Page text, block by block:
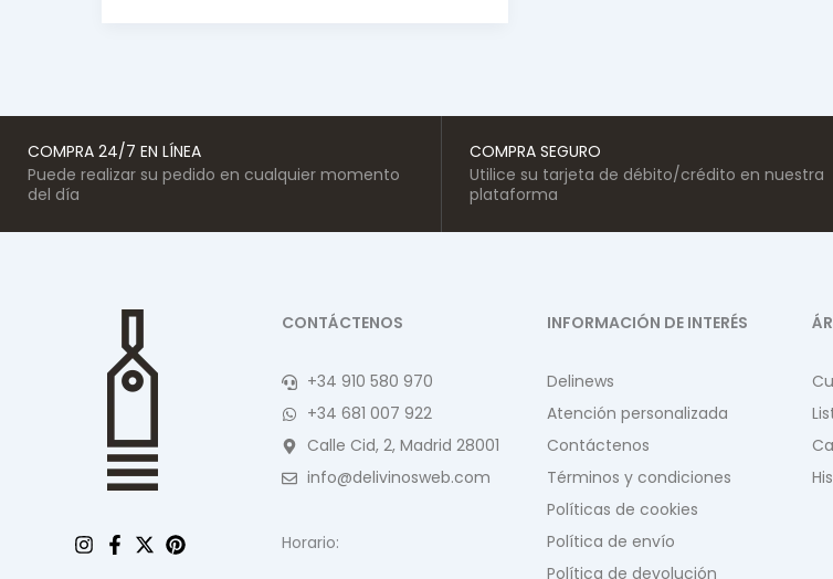
COMPRA 24/7 EN LÍNEA
Puede realizar su pedido en cualquier momento
del día
COMPRA SEGURO
Utilice su tarjeta de débito/crédito en nuestra
plataforma
CONTÁCTENOS
+34 910 580 970
+34 681 007 922
Calle Cid, 2, Madrid 28001
info@delivinosweb.com
Horario:
INFORMACIÓN DE INTERÉS
Delinews
Atención personalizada
Contáctenos
Términos y condiciones
Políticas de cookies
Política de envío
Política de devolución